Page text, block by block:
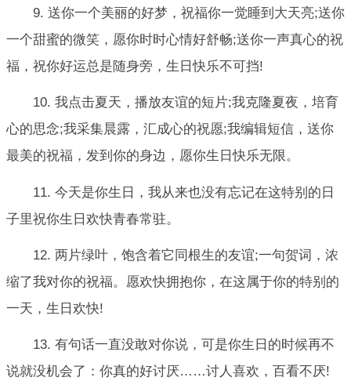
9. 送你一个美丽的好梦，祝福你一觉睡到大天亮;送你
一个甜蜜的微笑，愿你时时心情好舒畅;送你一声真心的祝
福，祝你好运总是随身旁，生日快乐不可挡!
10. 我点击夏天，播放友谊的短片;我克隆夏夜，培育
心的思念;我采集晨露，汇成心的祝愿;我编辑短信，送你
最美的祝福，发到你的身边，愿你生日快乐无限。
11. 今天是你生日，我从来也没有忘记在这特别的日
子里祝你生日欢快青春常驻。
12. 两片绿叶，饱含着它同根生的友谊;一句贺词，浓
缩了我对你的祝福。愿欢快拥抱你，在这属于你的特别的
一天，生日欢快!
13. 有句话一直没敢对你说，可是你生日的时候再不
说就没机会了：你真的好讨厌……讨人喜欢，百看不厌!